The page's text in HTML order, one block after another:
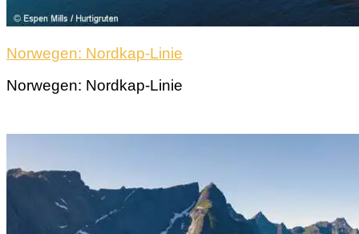
Norwegen: Nordkap-Linie
Norwegen: Nordkap-Linie